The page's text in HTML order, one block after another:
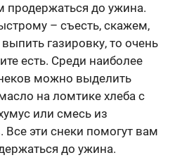
до ужина.
– съесть, скажем,
газировку, то очень
есть. Среди наиболее
можно выделить
на ломтике хлеба с
или смесь из
Все эти снеки помогут вам
до ужина.